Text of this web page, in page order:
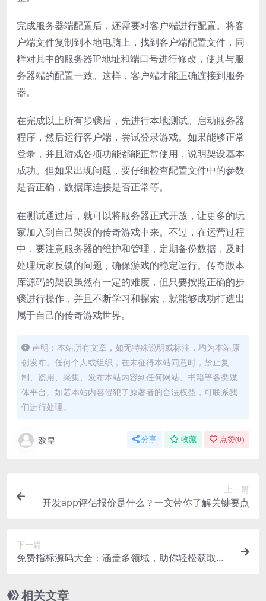
完成服务器端配置后，还需要对客户端进行配置。将客
户端文件复制到本地电脑上，找到客户端配置文件，同
样对其中的服务器IP地址和端口号进行修改，使其与服
务器端的配置一致。这样，客户端才能正确连接到服务
器。
在完成以上所有步骤后，先进行本地测试。启动服务器
程序，然后运行客户端，尝试登录游戏。如果能够正常
登录，并且游戏各项功能都能正常使用，说明架设基本
成功。但如果出现问题，要仔细检查配置文件中的参数
是否正确，数据库连接是否正常等。
在测试通过后，就可以将服务器正式开放，让更多的玩
家加入到自己架设的传奇游戏中来。不过，在运营过程
中，要注意服务器的维护和管理，定期备份数据，及时
处理玩家反馈的问题，确保游戏的稳定运行。传奇版本
库源码的架设虽然有一定的难度，但只要按照正确的步
骤进行操作，并且不断学习和探索，就能够成功打造出
属于自己的传奇游戏世界。
声明：本站所有文章，如无特殊说明或标注，均为本站原
创发布。任何个人或组织，在未征得本站同意时，禁止复
制、盗用、采集、发布本站内容到任何网站、书籍等各类媒
体平台。如若本站内容侵犯了原著者的合法权益，可联系我
们进行处理。
欧皇 分享 收藏 点赞(0)
上一篇
开发app评估报价是什么？一文带你了解关键要点
下一篇
免费指标源码大全：涵盖多领域，助你轻松获取实
相关文章